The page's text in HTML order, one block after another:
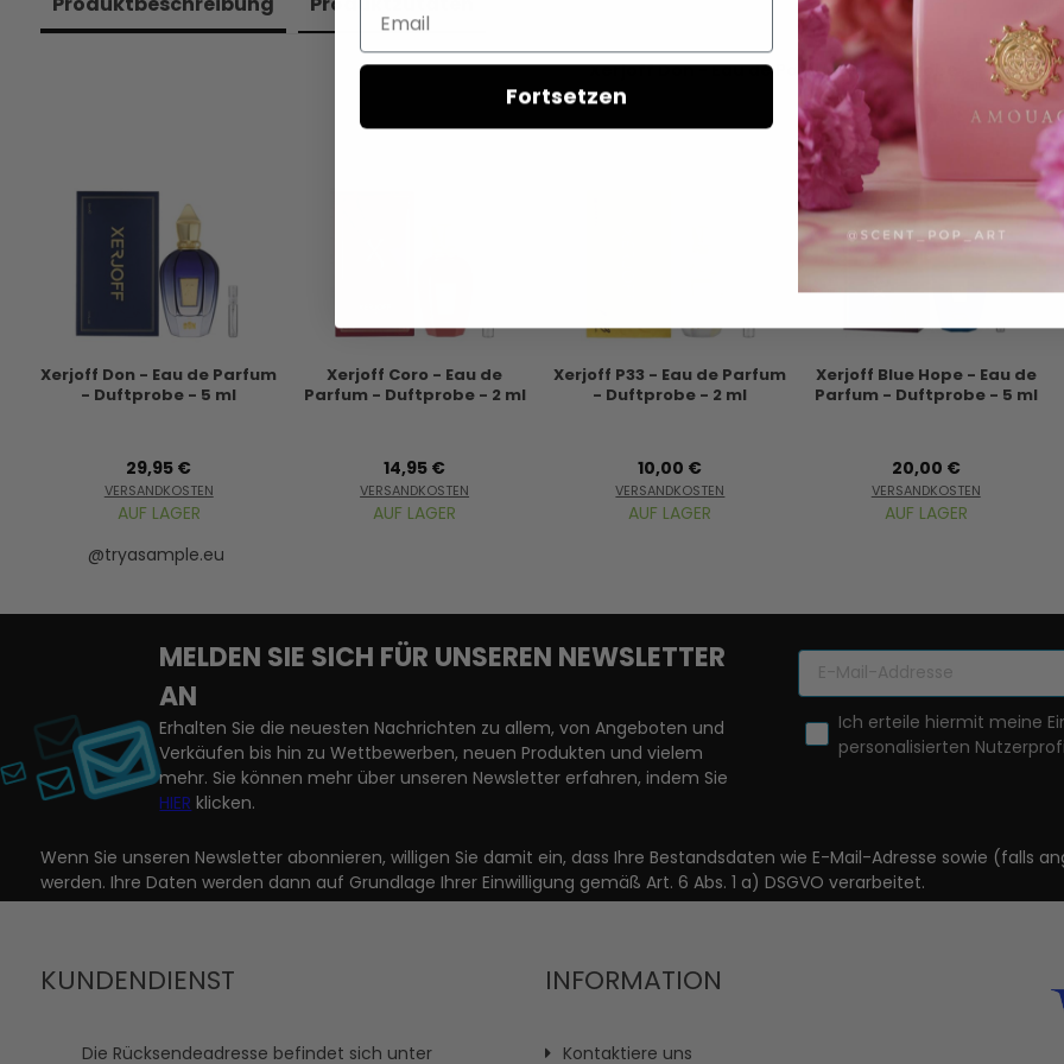
Xerjoff Don - Eau de Parfum - Duftprobe
Xerjoff Don - Eau de Parfum
- Duftprobe - 5 ml
29,95 €
VERSANDKOSTEN
AUF LAGER
Xerjoff Coro - Eau de
Parfum - Duftprobe - 2 ml
14,95 €
VERSANDKOSTEN
AUF LAGER
Xerjoff P33 - Eau de Parfum
- Duftprobe - 2 ml
10,00 €
VERSANDKOSTEN
AUF LAGER
Xerjoff Blue Hope - Eau de
Parfum - Duftprobe - 5 ml
20,00 €
VERSANDKOSTEN
AUF LAGER
@tryasample.eu
MELDEN SIE SICH FÜR UNSEREN NEWSLETTER
AN
Erhalten Sie die neuesten Nachrichten zu allem, von Angeboten und
Verkäufen bis hin zu Wettbewerben, neuen Produkten und vielem
mehr. Sie können mehr über unseren Newsletter erfahren, indem Sie
HIER klicken.
Ich erteile hiermit meine
personalisierten
Wenn Sie unseren Newsletter abonnieren, willigen Sie damit ein, dass Ihre Bestandsdaten wie E-Mail-Adresse sowie (falls
werden. Ihre Daten werden dann auf Grundlage Ihrer Einwilligung gemäß Art. 6 Abs. 1 a) DSGVO verarbeitet.
KUNDENDIENST
Die Rücksendeadresse befindet sich unter
INFORMATION
Kontaktiere uns
Email
Fortsetzen